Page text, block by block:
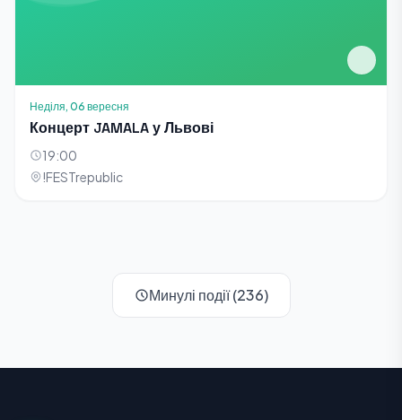
Неділя, 06 вересня
Концерт JAMALA у Львові
19:00
!FESTrepublic
Минулі події (236)